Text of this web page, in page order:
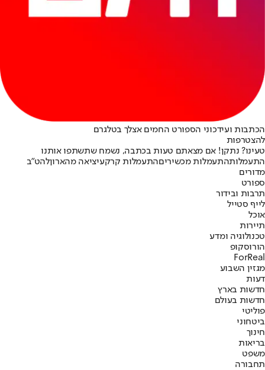
הכתבות ועידכוני הספורט החמים אצלך בטלגרם
להצטרפות
טעינו? נתקן! אם מצאתם טעות בכתבה, נשמח שתשתפו אותנו
התעמלותהתעמלות מכשיריםהתעמלות קרקעיציאה מהארוןלהט"ב
מדורים
ספורט
תרבות ובידור
לייף סטייל
אוכל
תיירות
טכנולוגיה ומדע
הורוסקופ
ForReal
מגזין השבוע
דעות
חדשות בארץ
חדשות בעולם
פוליטי
ביטחוני
חינוך
בריאות
משפט
תחבורה